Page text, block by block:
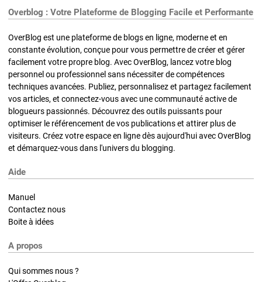
Overblog : Votre Plateforme de Blogging Facile et Performante
OverBlog est une plateforme de blogs en ligne, moderne et en
constante évolution, conçue pour vous permettre de créer et gérer
facilement votre propre blog. Avec OverBlog, lancez votre blog
personnel ou professionnel sans nécessiter de compétences
techniques avancées. Publiez, personnalisez et partagez facilement
vos articles, et connectez-vous avec une communauté active de
blogueurs passionnés. Découvrez des outils puissants pour
optimiser le référencement de vos publications et attirer plus de
visiteurs. Créez votre espace en ligne dès aujourd'hui avec OverBlog
et démarquez-vous dans l'univers du blogging.
Aide
Manuel
Contactez nous
Boite à idées
A propos
Qui sommes nous ?